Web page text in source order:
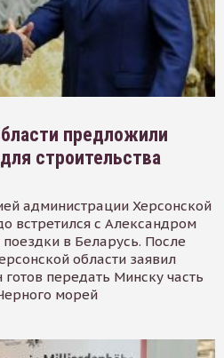
предложили
строительства
администрации Херсонской
встретился с Александром
в Беларусь. После
области заявил
передать Минску часть
морей